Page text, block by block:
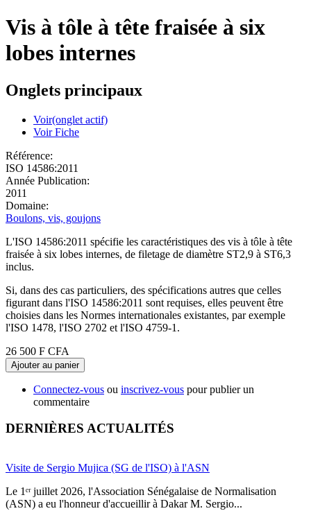
Vis à tôle à tête fraisée à six
lobes internes
Onglets principaux
Voir(onglet actif)
Voir Fiche
Référence:
ISO 14586:2011
Année Publication:
2011
Domaine:
Boulons, vis, goujons
L'ISO 14586:2011 spécifie les caractéristiques des vis à tôle à tête
fraisée à six lobes internes, de filetage de diamètre ST2,9 à ST6,3
inclus.
Si, dans des cas particuliers, des spécifications autres que celles
figurant dans l'ISO 14586:2011 sont requises, elles peuvent être
choisies dans les Normes internationales existantes, par exemple
l'ISO 1478, l'ISO 2702 et l'ISO 4759‑1.
26 500 F CFA
Ajouter au panier
Connectez-vous ou inscrivez-vous pour publier un
commentaire
DERNIÈRES ACTUALITÉS
Visite de Sergio Mujica (SG de l'ISO) à l'ASN
Le 1ᵉʳ juillet 2026, l'Association Sénégalaise de Normalisation
(ASN) a eu l'honneur d'accueillir à Dakar M. Sergio...